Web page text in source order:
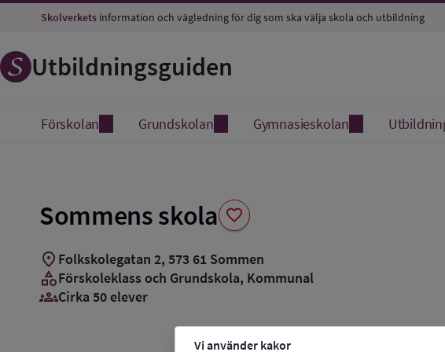
Vi använder kakor
Skolverkets information och vägledning för dig som ska välja skola och utbildning
Utbildningsguiden
Förskolan Grundskolan Gymnasieskolan
Sommens skola favorite
Spara
location_on Folkskolegatan 2, 573 61 Sommen
categoryFörskoleklass och Grundskola, Kommunal
groups_3Cirka 50 elever